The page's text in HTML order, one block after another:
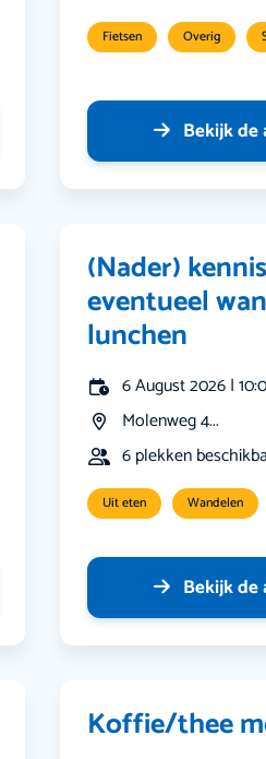
Fietsen Overig
Bekijk
(Nader)
eventueel
lunchen
6 August 2026 |
Molenweg 4...
6 plekken
Uit eten Wandelen
Bekijk
Koffie/thee